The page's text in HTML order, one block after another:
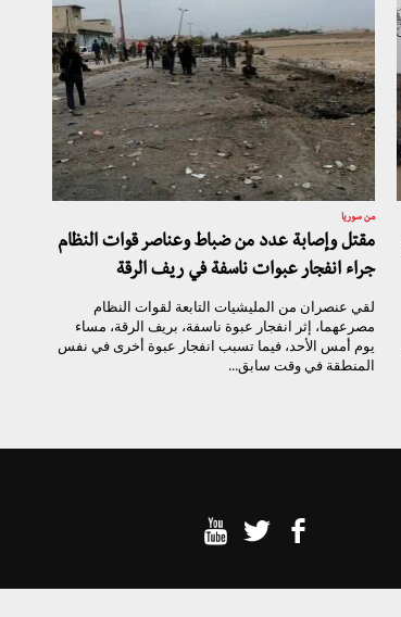
من سوريا
مقتل وإصابة عدد من ضباط وعناصر قوات النظام
جراء انفجار عبوات ناسفة في ريف الرقة
لقي عنصران من المليشيات التابعة لقوات النظام
مصرعهما، إثر انفجار عبوة ناسفة، بريف الرقة، مساء
يوم أمس الأحد، فيما تسبب انفجار عبوة أخرى في نفس
المنطقة في وقت سابق...